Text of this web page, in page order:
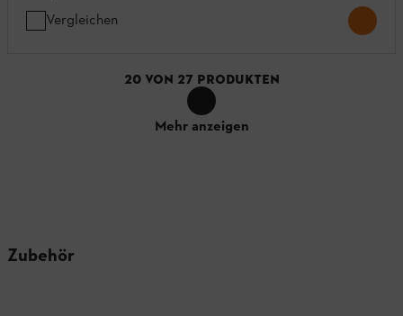
Vergleichen
20 VON 27 PRODUKTEN
Mehr anzeigen
Zubehör